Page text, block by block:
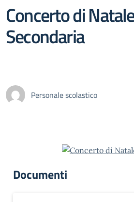
Concerto di
Secondaria
Personale scolastico
Documenti